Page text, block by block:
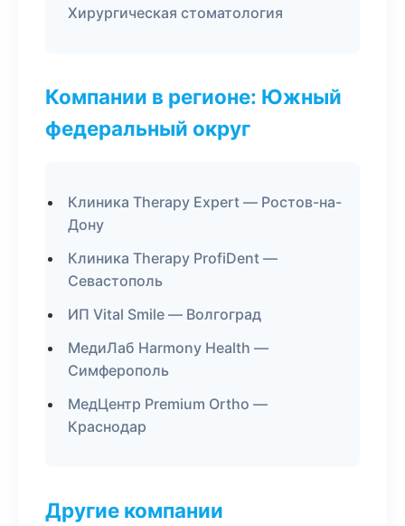
Хирургическая стоматология
Компании в регионе: Южный
федеральный округ
Клиника Therapy Expert — Ростов-на-
Дону
Клиника Therapy ProfiDent —
Севастополь
ИП Vital Smile — Волгоград
МедиЛаб Harmony Health —
Симферополь
МедЦентр Premium Ortho —
Краснодар
Другие компании